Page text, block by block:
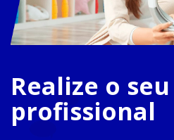
Realize o
profissional